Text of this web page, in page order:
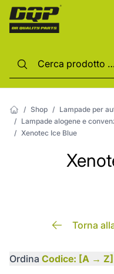
/ Shop / Lampade per
/ Lampade alogene e
/ Xenotec Ice Blue
Torna
Ordina Codice: [A → Z]